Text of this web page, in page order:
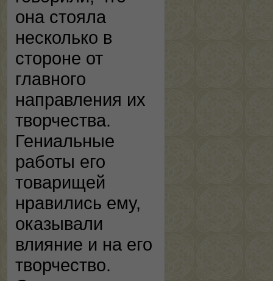
она стояла
несколько в
стороне от
главного
направления их
творчества.
Гениальные
работы его
товарищей
нравились ему,
оказывали
влияние и на его
творчество.